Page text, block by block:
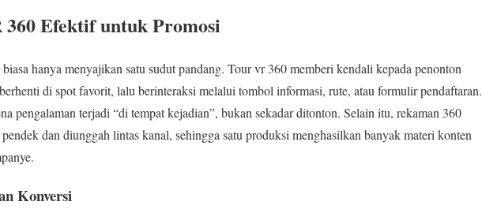
Efektif untuk Promosi
hanya menyajikan satu sudut pandang. Tour vr 360 memberi kendali kepada penonton
di spot favorit, lalu berinteraksi melalui tombol informasi, rute, atau formulir pendaftaran.
pengalaman terjadi “di tempat kejadian”, bukan sekadar ditonton. Selain itu, rekaman 360
dan diunggah lintas kanal, sehingga satu produksi menghasilkan banyak materi konten
Konversi